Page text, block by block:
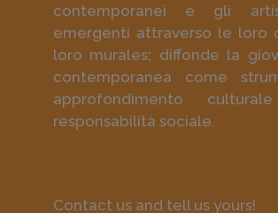
contemporanei e gli
emergenti attraverso le loro
loro murales; diffonde la
contemporanea come
approfondimento
responsabilità sociale.
Contact us and tell us yours!